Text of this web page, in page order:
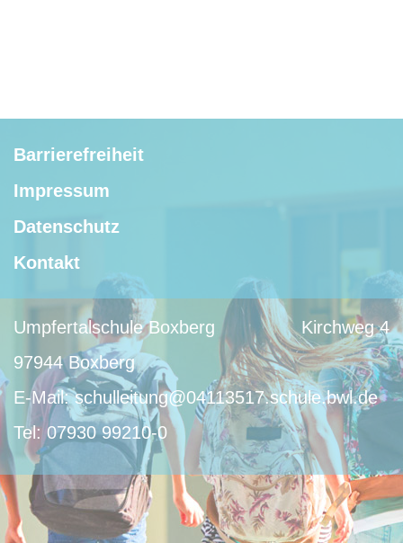
Barrierefreiheit
Impressum
Datenschutz
Kontakt
Umpfertalschule Boxberg
Kirchweg 4
97944 Boxberg
E-Mail:schulleitung@04113517.schule.bwl.de
Tel:07930 99210-0